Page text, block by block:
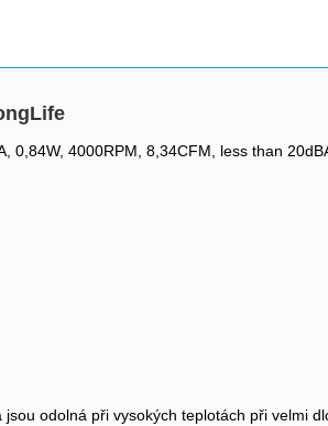
0,84W, 4000RPM, 8,34CFM, less than
odolná při vysokých teplotách při velmi